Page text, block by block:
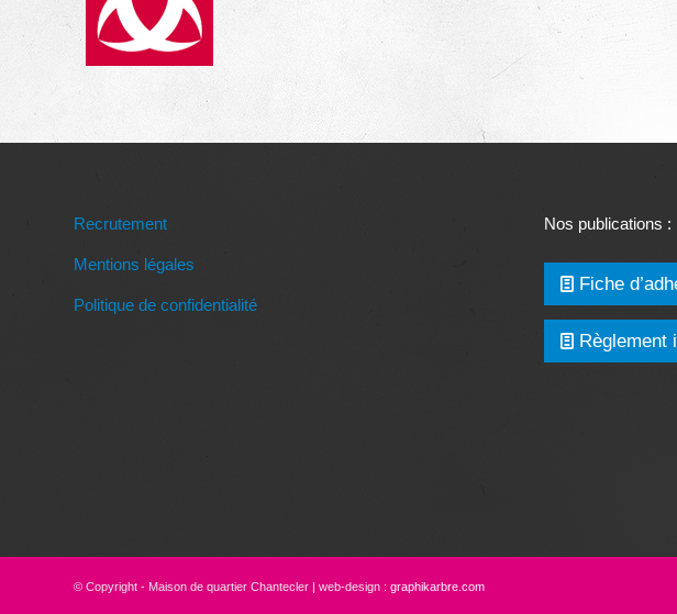
Recrutement
Mentions légales
Politique de confidentialité
Nos publications :
Fiche
Règlement
© Copyright - Maison de quartier Chantecler | web-design : graphikarbre.com